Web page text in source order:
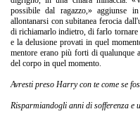
possibile dal ragazzo,» aggiunse
allontanarsi con subitanea ferocia
di richiamarlo indietro, di farlo tornare
e la delusione provati in quel
mentore erano più forti di qualunque
del corpo in quel momento.
Avresti preso Harry con te come se
Risparmiandogli anni di sofferenza e